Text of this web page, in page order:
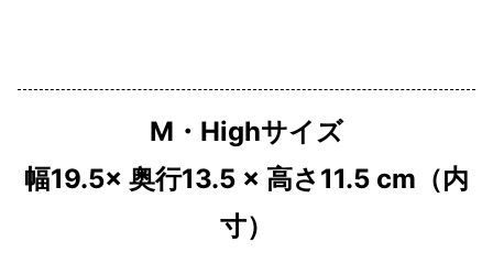
M・Highサイズ
幅19.5× 奥行13.5 × 高さ11.5 cm（内
寸）